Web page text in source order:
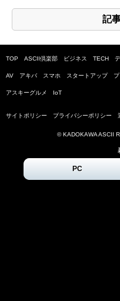
記
TOP ASCII倶楽部 ビジネス TECH
AV アキバ スマホ スタートアップ
アスキーグルメ IoT
サイトポリシー プライバシーポリシー
© KADOKAWA ASCII
PC